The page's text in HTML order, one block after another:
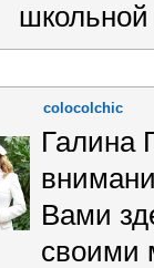
школьной
colocolchic
Галина
Вами
своими